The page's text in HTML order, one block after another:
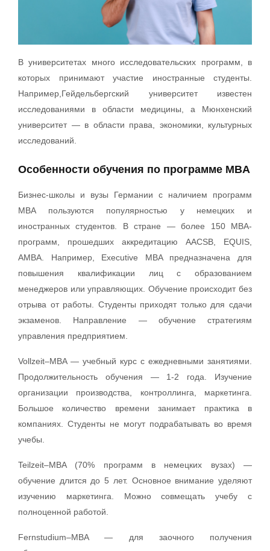
В университетах много исследовательских программ, в
которых принимают участие иностранные студенты.
Например,Гейдельбергский университет известен
исследованиями в области медицины, а Мюнхенский
университет — в области права, экономики, культурных
исследований.
Особенности обучения по программе MBA
Бизнес-школы и вузы Германии с наличием программ
MBA пользуются популярностью у немецких и
иностранных студентов. В стране — более 150 MBA-
программ, прошедших аккредитацию AACSB, EQUIS,
AMBA. Например, Executive MBA предназначена для
повышения квалификации лиц с образованием
менеджеров или управляющих. Обучение происходит без
отрыва от работы. Студенты приходят только для сдачи
экзаменов. Направление — обучение стратегиям
управления предприятием.
Vollzeit–MBA — учебный курс с ежедневными занятиями.
Продолжительность обучения — 1-2 года. Изучение
организации производства, контроллинга, маркетинга.
Большое количество времени занимает практика в
компаниях. Студенты не могут подрабатывать во время
учебы.
Teilzeit–MBA (70% программ в немецких вузах) —
обучение длится до 5 лет. Основное внимание уделяют
изучению маркетинга. Можно совмещать учебу с
полноценной работой.
Fernstudium–MBA — для заочного получения